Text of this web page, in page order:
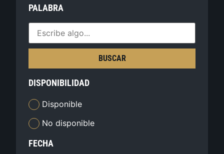
PALABRA
BUSCAR
DISPONIBILIDAD
Disponible
No disponible
FECHA